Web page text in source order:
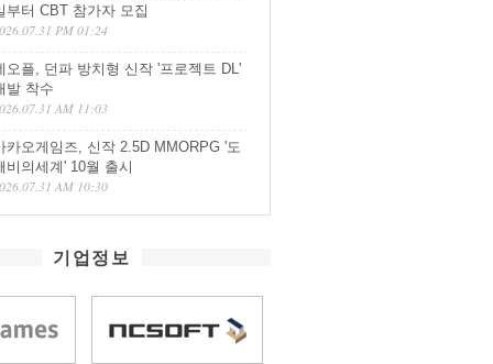
부터 CBT 참가자 모집
PM 01:24
오플, 던파 방치형 신작 '프로젝트 DL'
발 착수
AM 11:03
카오게임즈, 신작 2.5D MMORPG '도
비의세계' 10월 출시
AM 10:30
기업정보